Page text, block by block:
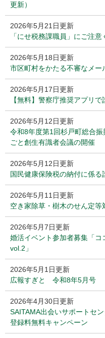
更新）
2026年5月21日更新
「にせ税務課職員」にご注意
2026年5月18日更新
市区町村をかたる不審なメー
2026年5月17日更新
【無料】警察庁推奨アプリで
2026年5月12日更新
令和8年度第1回杉戸町総合
ごと創生有識者会議の開催
2026年5月12日更新
国民健康保険税の納付に係
2026年5月11日更新
空き家除草・樹木のせん定等
2026年5月7日更新
婚活イベント参加者募集「
vol.2」
2026年5月1日更新
広報すぎと 令和8年5月号
2026年4月30日更新
SAITAMA出会いサポートセ
登録料無料キャンペーン